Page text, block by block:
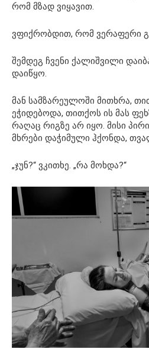
რომ მზად ვიყავით.
ვფიქრობდით, რომ ვერაფერი
შემდეგ ჩვენი ქალიშვილი
დაიწყო.
მან სამზარეულოში მითხრა,
ეჭიდებოდა, თითქოს ის მას
რაღაც რიგზე არ იყო. მისი
მხრები დაჭიმული ჰქონდა,
„ჯუნ?“ ვკითხე. „რა მოხდა?“